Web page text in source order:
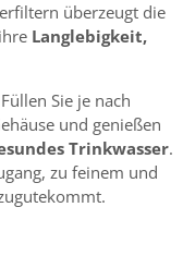
überzeugt die
Langlebigkeit,
Sie je nach
und genießen
Trinkwasser.
zu feinem und